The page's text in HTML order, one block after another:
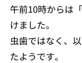
午前10時からは
けました。
虫歯ではなく、
たようです。